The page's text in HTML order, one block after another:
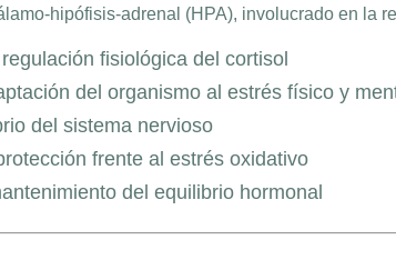
hipófisis-adrenal (HPA), involucrado en la
fisiológica del cortisol
del organismo al estrés físico y
del sistema nervioso
frente al estrés oxidativo
del equilibrio hormonal